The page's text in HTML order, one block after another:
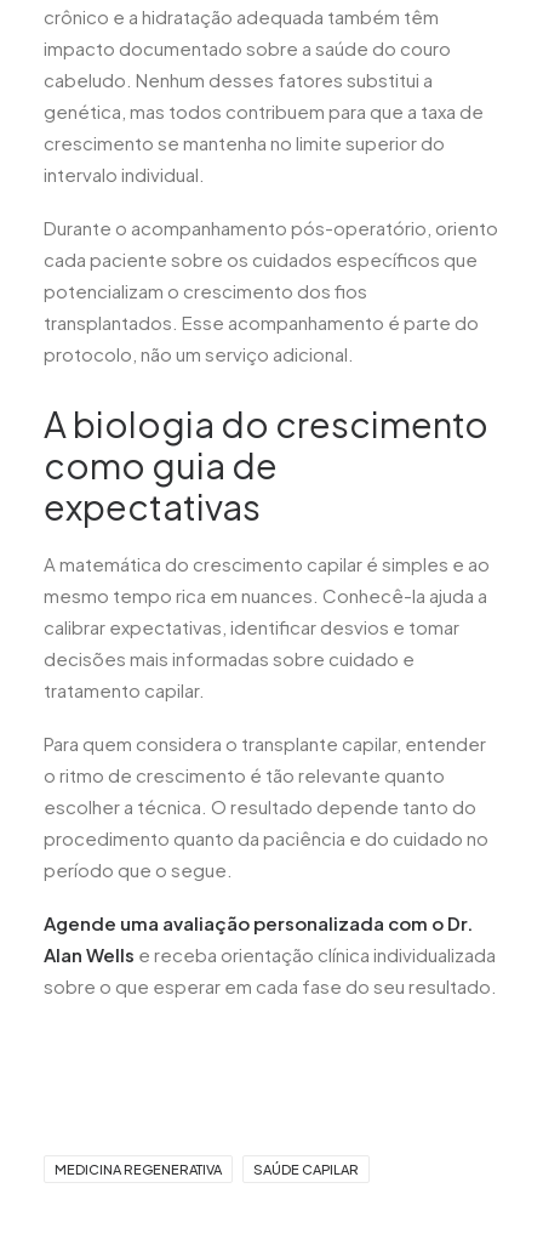
crônico e a hidratação adequada também têm
impacto documentado sobre a saúde do couro
cabeludo. Nenhum desses fatores substitui a
genética, mas todos contribuem para que a taxa de
crescimento se mantenha no limite superior do
intervalo individual.
Durante o acompanhamento pós-operatório, oriento
cada paciente sobre os cuidados específicos que
potencializam o crescimento dos fios
transplantados. Esse acompanhamento é parte do
protocolo, não um serviço adicional.
A biologia do crescimento
como guia de
expectativas
A matemática do crescimento capilar é simples e ao
mesmo tempo rica em nuances. Conhecê-la ajuda a
calibrar expectativas, identificar desvios e tomar
decisões mais informadas sobre cuidado e
tratamento capilar.
Para quem considera o transplante capilar, entender
o ritmo de crescimento é tão relevante quanto
escolher a técnica. O resultado depende tanto do
procedimento quanto da paciência e do cuidado no
período que o segue.
Agende uma avaliação personalizada com o Dr.
Alan Wells e receba orientação clínica individualizada
sobre o que esperar em cada fase do seu resultado.
MEDICINA REGENERATIVA SAÚDE CAPILAR